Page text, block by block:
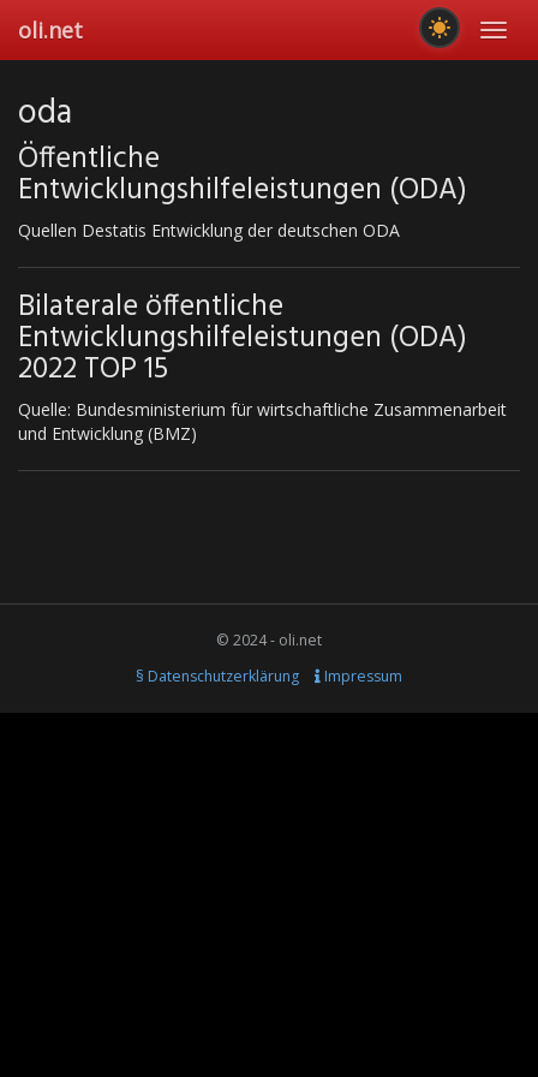
main
oli.net
oda
Öffentliche
Entwicklungshilfeleistungen (ODA)
Quellen Destatis Entwicklung der deutschen ODA
Bilaterale öffentliche
Entwicklungshilfeleistungen (ODA)
2022 TOP 15
Quelle: Bundesministerium für wirtschaftliche Zusammenarbeit
und Entwicklung (BMZ)
© 2024 - oli.net
§ Datenschutzerklärung
Impressum